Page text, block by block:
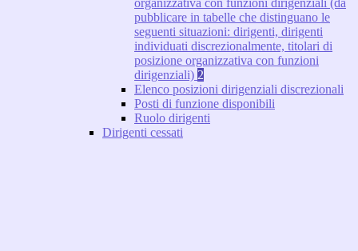
organizzativa con funzioni dirigenziali (da
pubblicare in tabelle che distinguano le
seguenti situazioni: dirigenti, dirigenti
individuati discrezionalmente, titolari di
posizione organizzativa con funzioni
dirigenziali) 2
Elenco posizioni dirigenziali discrezionali
Posti di funzione disponibili
Ruolo dirigenti
Dirigenti cessati